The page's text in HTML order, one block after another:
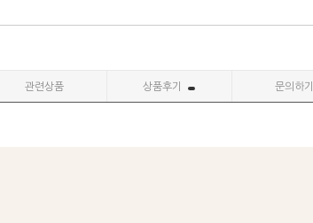
관련상품 상품후기 문의하기